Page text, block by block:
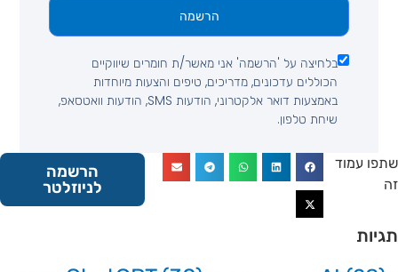
בלחיצה על 'הרשמה' אני מאשר/ת חומרים שיווקיים
הכוללים עדכונים, מדריכים, טיפים והצעות מיוחדות
באמצעות דואר אלקטרוני, הודעות SMS, הודעות וואטסאפ,
שיחת טלפון.
הרשמה
עמוד
הרשמה
לניוזלטר